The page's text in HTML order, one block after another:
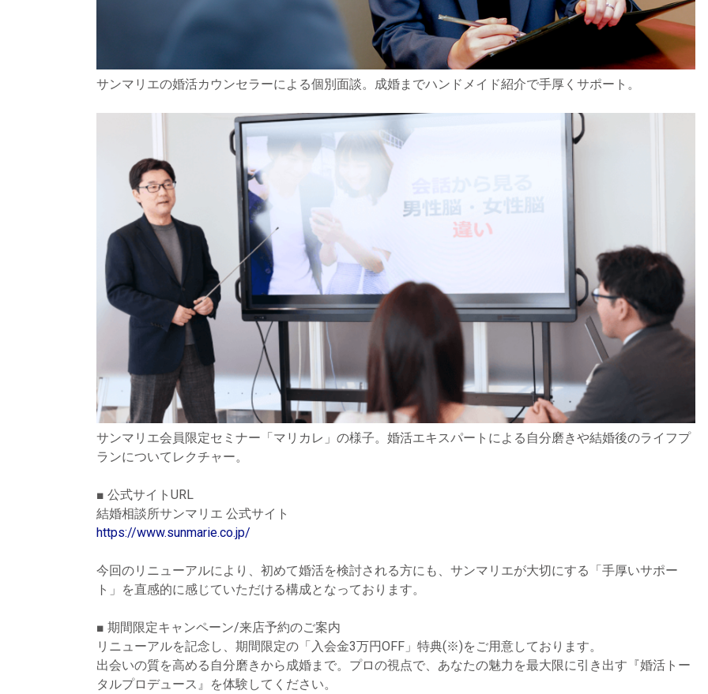
サンマリエの婚活カウンセラーによる個別面談。成婚までハンドメイド紹介で手厚くサポート。
サンマリエ会員限定セミナー「マリカレ」の様子。婚活エキスパートによる自分磨きや結婚後のライフプ
ランについてレクチャー。
■ 公式サイトURL
結婚相談所サンマリエ 公式サイト
https://www.sunmarie.co.jp/
今回のリニューアルにより、初めて婚活を検討される方にも、サンマリエが大切にする「手厚いサポー
ト」を直感的に感じていただける構成となっております。
■ 期間限定キャンペーン/来店予約のご案内
リニューアルを記念し、期間限定の「入会金3万円OFF」特典(※)をご用意しております。
出会いの質を高める自分磨きから成婚まで。プロの視点で、あなたの魅力を最大限に引き出す『婚活トー
タルプロデュース』を体験してください。